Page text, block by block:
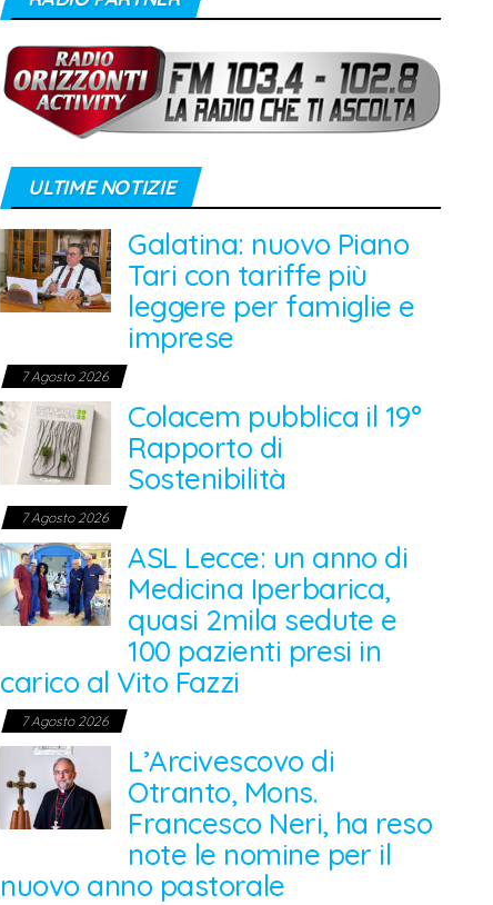
ULTIME NOTIZIE
Galatina: nuovo Piano
Tari con tariffe più
leggere per famiglie e
imprese
7 Agosto 2026
Colacem pubblica il 19°
Rapporto di
Sostenibilità
7 Agosto 2026
ASL Lecce: un anno di
Medicina Iperbarica,
quasi 2mila sedute e
100 pazienti presi in
carico al Vito Fazzi
7 Agosto 2026
L’Arcivescovo di
Otranto, Mons.
Francesco Neri, ha reso
note le nomine per il
nuovo anno pastorale